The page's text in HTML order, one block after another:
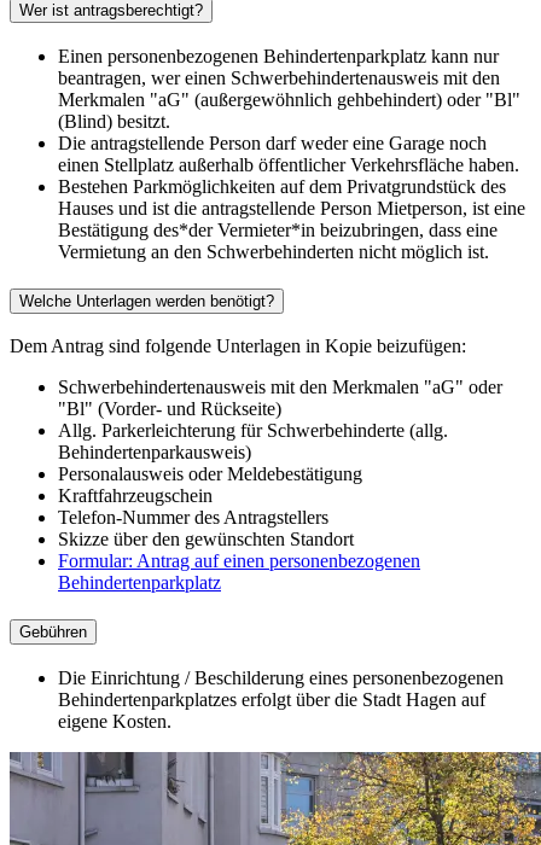
Wer ist antragsberechtigt?
Einen personenbezogenen Behindertenparkplatz kann nur
beantragen, wer einen Schwerbehindertenausweis mit den
Merkmalen "aG" (außergewöhnlich gehbehindert) oder "Bl"
(Blind) besitzt.
Die antragstellende Person darf weder eine Garage noch
einen Stellplatz außerhalb öffentlicher Verkehrsfläche haben.
Bestehen Parkmöglichkeiten auf dem Privatgrundstück des
Hauses und ist die antragstellende Person Mietperson, ist eine
Bestätigung des*der Vermieter*in beizubringen, dass eine
Vermietung an den Schwerbehinderten nicht möglich ist.
Welche Unterlagen werden benötigt?
Dem Antrag sind folgende Unterlagen in Kopie beizufügen:
Schwerbehindertenausweis mit den Merkmalen "aG" oder
"Bl" (Vorder- und Rückseite)
Allg. Parkerleichterung für Schwerbehinderte (allg.
Behindertenparkausweis)
Personalausweis oder Meldebestätigung
Kraftfahrzeugschein
Telefon-Nummer des Antragstellers
Skizze über den gewünschten Standort
Formular: Antrag auf einen personenbezogenen
Behindertenparkplatz
Gebühren
Die Einrichtung / Beschilderung eines personenbezogenen
Behindertenparkplatzes erfolgt über die Stadt Hagen auf
eigene Kosten.